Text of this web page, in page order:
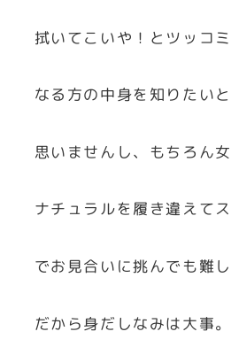
拭いてこいや！とツッコ
なる方の中身を知りたい
思いませんし、もちろん
ナチュラルを履き違えて
でお見合いに挑んでも難し
だから身だしなみは大事。